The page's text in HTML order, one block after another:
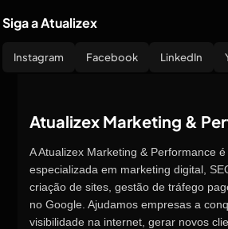
Siga a Atualizex
Instagram Facebook LinkedIn
Atualizex Marketing &
A Atualizex Marketing & Performance
especializada em marketing digital,
criação de sites, gestão de tráfego
no Google. Ajudamos empresas a
visibilidade na internet, gerar novos